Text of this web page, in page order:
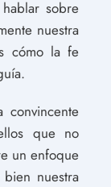
sobre
nuestra
cómo la fe
convincente
que no
un enfoque
nuestra